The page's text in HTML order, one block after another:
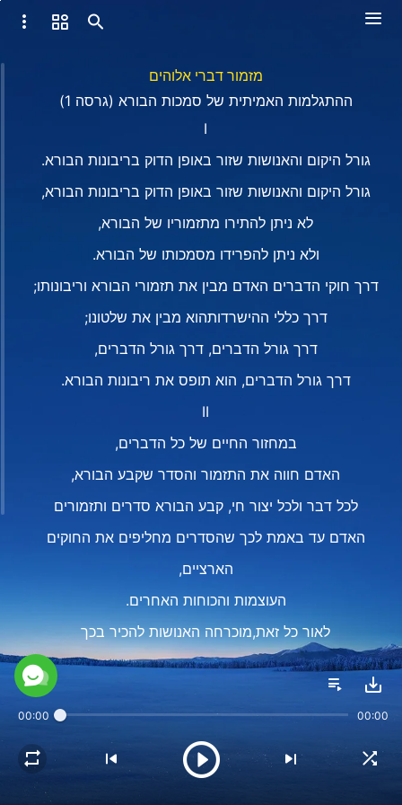
מזמור דברי אלוהים
ההתגלמות האמיתית של סמכות הבורא (גרסה 1)
I
גורל היקום והאנושות שזור באופן הדוק בריבונות הבורא.
גורל היקום והאנושות שזור באופן הדוק בריבונות הבורא,
לא ניתן להתירו מתזמוריו של הבורא,
ולא ניתן להפרידו מסמכותו של הבורא.
דרך חוקי הדברים האדם מבין את תזמורי הבורא וריבונותו;
דרך כללי ההישרדותהוא מבין את שלטונו;
דרך גורל הדברים, דרך גורל הדברים,
דרך גורל הדברים, הוא תופס את ריבונות הבורא.
II
במחזור החיים של כל הדברים,
האדם חווה את התזמור והסדר שקבע הבורא,
לכל דבר ולכל יצור חי, קבע הבורא סדרים ותזמורים
האדם עד באמת לכך שהסדרים מחליפים את החוקים
הארציים,
העוצמות והכוחות האחרים.
לאור כל זאת,מוכרחה האנושות להכיר בכך
שאין ישות שיכולה להפר את ריבונות הבורא,
אין שום כוח שיתערב או ישנהאת מה שנקבע מראש.
חיים ומתרבים מדור לדור.
00:00 00:00